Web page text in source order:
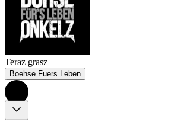
Teraz grasz
Boehse Fuers Leben